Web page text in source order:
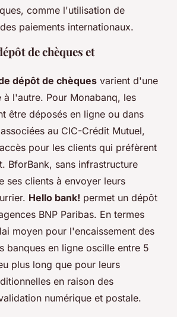
comme l'utilisation de
paiements internationaux.
de chèques et
dépôt de chèques varient d'une
à l'autre. Pour Monabanq, les
être déposés en ligne ou dans
au CIC-Crédit Mutuel,
pour les clients qui préfèrent
BforBank, sans infrastructure
ses clients à envoyer leurs
Hello bank! permet un dépôt
BNP Paribas. En termes
moyen pour l'encaissement des
banques en ligne oscille entre 5
plus long que pour leurs
en raison des
numérique et postale.